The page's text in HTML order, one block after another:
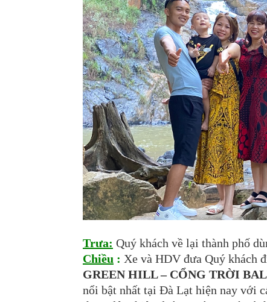
Trưa: Quý khách về lại thành phố
Chiều : Xe và HDV đưa Quý khách
GREEN HILL – CỔNG TRỜI
nổi bật nhất tại Đà Lạt hiện nay với